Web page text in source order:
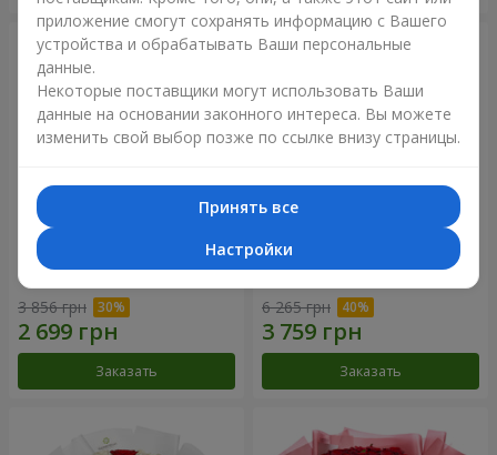
Букет "Нежный оттенок"
3 856 грн
Заказать
Цветы в коробке “Кадриль”
6 265 грн
Заказать
приложение смогут сохранять информацию с Вашего
устройства и обрабатывать Ваши персональные
данные.
Некоторые поставщики могут использовать Ваши
данные на основании законного интереса. Вы можете
изменить свой выбор позже по ссылке внизу страницы.
Принять все
Настройки